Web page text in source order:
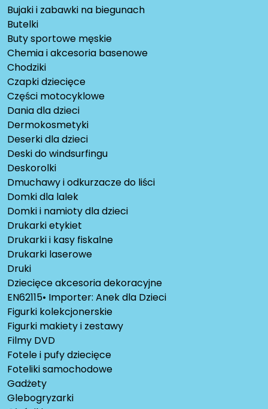
Bujaki i zabawki na biegunach
Butelki
Buty sportowe męskie
Chemia i akcesoria basenowe
Chodziki
Czapki dziecięce
Części motocyklowe
Dania dla dzieci
Dermokosmetyki
Deserki dla dzieci
Deski do windsurfingu
Deskorolki
Dmuchawy i odkurzacze do liści
Domki dla lalek
Domki i namioty dla dzieci
Drukarki etykiet
Drukarki i kasy fiskalne
Drukarki laserowe
Druki
Dziecięce akcesoria dekoracyjne
EN62115• Importer: Anek dla Dzieci
Figurki kolekcjonerskie
Figurki makiety i zestawy
Filmy DVD
Fotele i pufy dziecięce
Foteliki samochodowe
Gadżety
Glebogryzarki